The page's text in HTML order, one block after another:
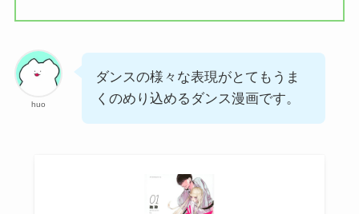
huo
ダンスの様々な表現がとてもうま
くのめり込めるダンス漫画です。